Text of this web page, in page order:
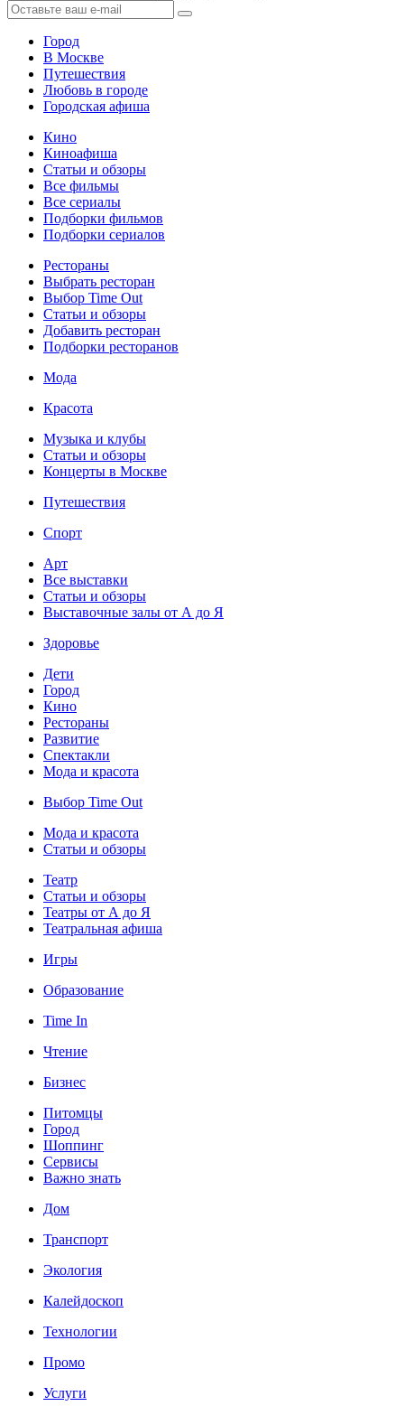
Город
В Москве
Путешествия
Любовь в городе
Городская афиша
Кино
Киноафиша
Статьи и обзоры
Все фильмы
Все сериалы
Подборки фильмов
Подборки сериалов
Рестораны
Выбрать ресторан
Выбор Time Out
Статьи и обзоры
Добавить ресторан
Подборки ресторанов
Мода
Красота
Музыка и клубы
Статьи и обзоры
Концерты в Москве
Путешествия
Спорт
Арт
Все выставки
Статьи и обзоры
Выставочные залы от А до Я
Здоровье
Дети
Город
Кино
Рестораны
Развитие
Спектакли
Мода и красота
Выбор Time Out
Мода и красота
Статьи и обзоры
Театр
Статьи и обзоры
Театры от А до Я
Театральная афиша
Игры
Образование
Time In
Чтение
Бизнес
Питомцы
Город
Шоппинг
Сервисы
Важно знать
Дом
Транспорт
Экология
Калейдоскоп
Технологии
Промо
Услуги